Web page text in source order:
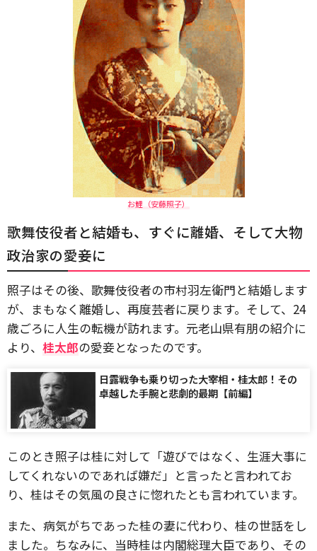
お鯉（安藤照子）
歌舞伎役者と結婚も、すぐに離婚、そして大物
政治家の愛妾に
照子はその後、歌舞伎役者の市村羽左衛門と結婚します
が、まもなく離婚し、再度芸者に戻ります。そして、24
歳ごろに人生の転機が訪れます。元老山県有朋の紹介に
より、 桂太郎の愛妾となったのです。
日露戦争も乗り切った大宰相・桂太郎！その
卓越した手腕と悲劇的最期【前編】
このとき照子は桂に対して「遊びではなく、生涯大事に
してくれないのであれば嫌だ」と言ったと言われてお
り、桂はその気風の良さに惚れたとも言われています。
また、病気がちであった桂の妻に代わり、桂の世話をし
ました。ちなみに、当時桂は内閣総理大臣であり、その